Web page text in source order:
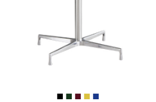
■ ■ ■ ■ ■